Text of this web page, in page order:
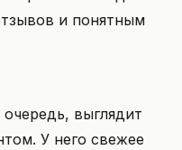
и понятным
выглядит
У него свежее